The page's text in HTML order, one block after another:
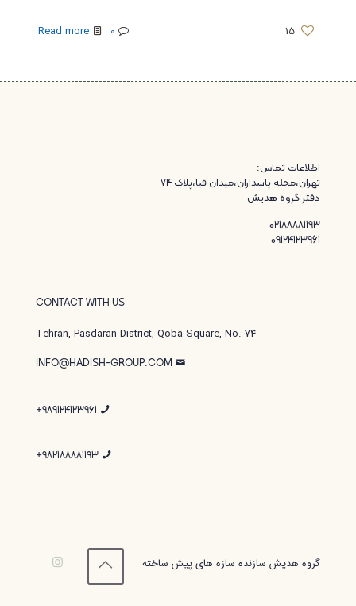
15
0
Read more
اطلاعات تماس:
تهران،محله پاسداران،میدان قبا،پلاک ۷۴
دفتر گروه هدیش
02188881193
09124123961
CONTACT WITH US
Tehran, Pasdaran District, Qoba Square, No. 74
گروه هدیش سازنده سازه های پیش ساخته